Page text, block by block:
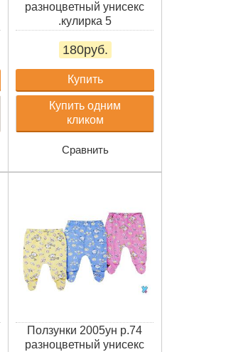
разноцветный унисекс
.кулирка 5
180руб.
Купить
Купить одним
кликом
Сравнить
Ползунки 2005ун р.74
разноцветный унисекс